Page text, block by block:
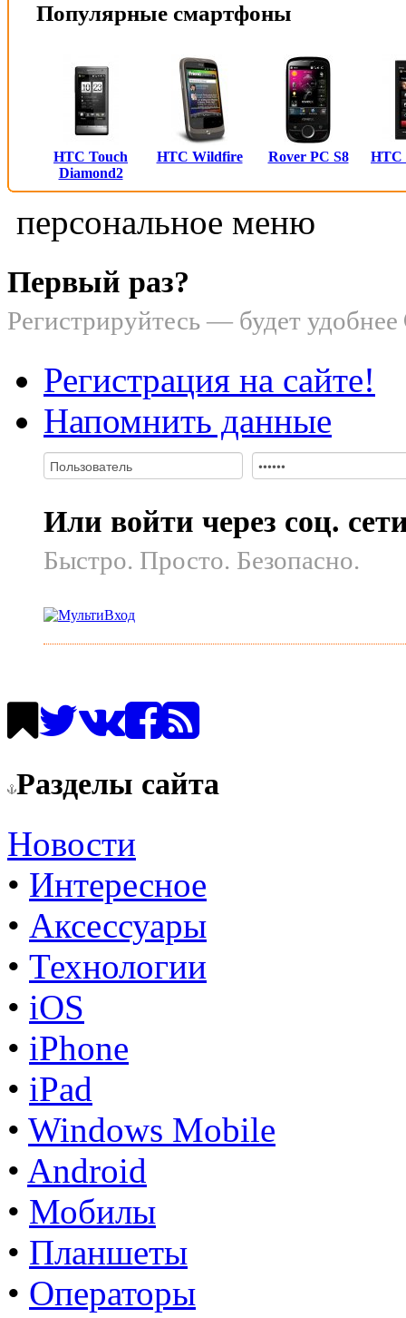
Популярные смартфоны
HTC Touch
Diamond2
HTC Wildfire Rover PC S8 HTC
персональное меню
Первый раз?
Регистрируйтесь — будет удобнее
Регистрация на сайте!
Напомнить данные
Или войти через соц.
Быстро. Просто. Безопасно.
Разделы сайта
Новости
• Интересное
• Аксессуары
• Технологии
• iOS
• iPhone
• iPad
• Windows Mobile
• Android
• Мобилы
• Планшеты
• Операторы